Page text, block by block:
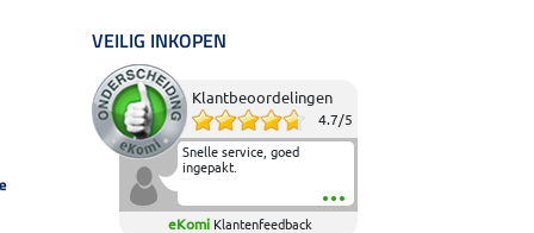
VEILIG INKOPEN
Klantbeoordelingen
4.7/5
Snelle service, goed
ingepakt.
eKomi Klantenfeedback